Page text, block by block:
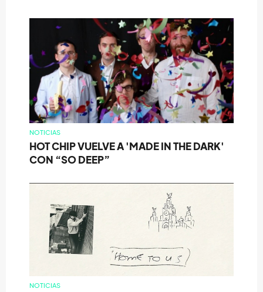
NOTICIAS
HOT CHIP VUELVE A 'MADE IN THE DARK'
CON “SO DEEP”
NOTICIAS